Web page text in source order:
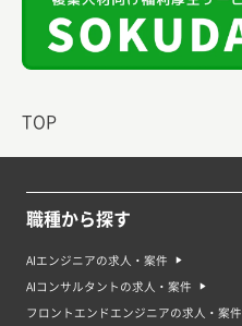
TOP
職種から探す
AIエンジニアの求人・案件
AIコンサルタントの求人・案件
フロントエンドエンジニアの求人・案件